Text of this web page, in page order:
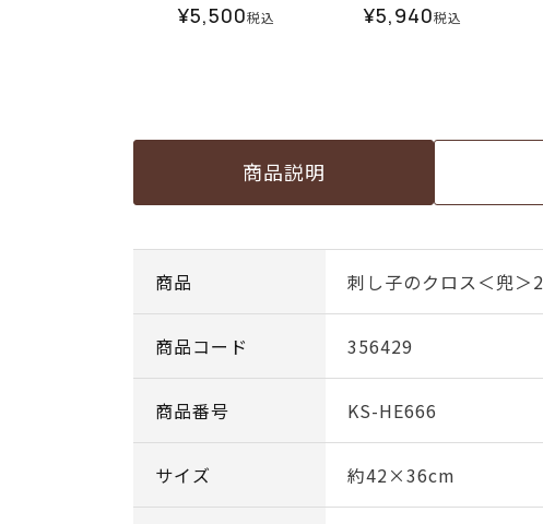
¥5,500税込 ¥5,940税込
商品説明
商品 刺し子のクロス＜兜＞2
商品コード 356429
商品番号 KS-HE666
サイズ 約42×36cm